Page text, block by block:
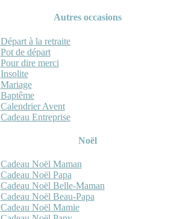
Autres occasions
Départ à la retraite
Pot de départ
Pour dire merci
Insolite
Mariage
Baptême
Calendrier Avent
Cadeau Entreprise
Noël
Cadeau Noël Maman
Cadeau Noël Papa
Cadeau Noël Belle-Maman
Cadeau Noël Beau-Papa
Cadeau Noël Mamie